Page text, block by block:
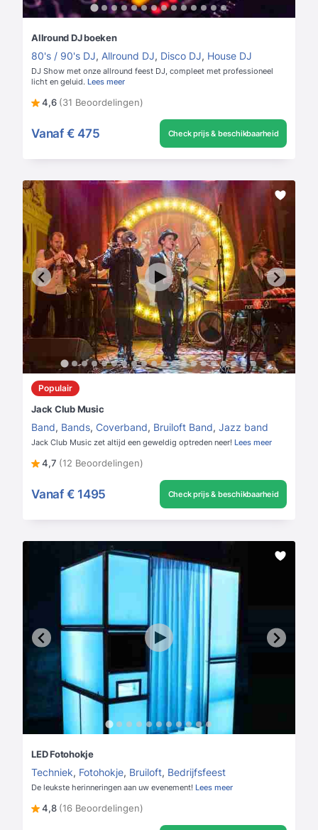
Allround DJ boeken
80's / 90's DJ, Allround DJ, Disco DJ, House DJ
DJ Show met onze allround feest DJ, compleet met professioneel
licht en geluid. Lees meer
4,6 (31 Beoordelingen)
Vanaf € 475 Check prijs & beschikbaarheid
Populair
Jack Club Music
Band, Bands, Coverband, Bruiloft Band, Jazz band
Jack Club Music zet altijd een geweldig optreden neer! Lees meer
4,7 (12 Beoordelingen)
Vanaf € 1495 Check prijs & beschikbaarheid
LED Fotohokje
Techniek, Fotohokje, Bruiloft, Bedrijfsfeest
De leukste herinneringen aan uw evenement! Lees meer
4,8 (16 Beoordelingen)